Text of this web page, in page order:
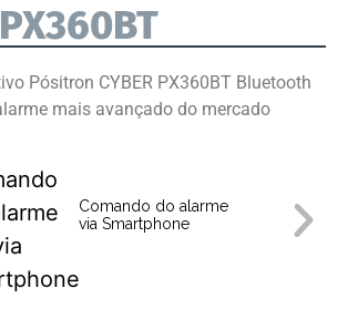
Pósitron CYBER PX360BT Bluetooth
mais avançado do mercado
Comando do alarme
via Smartphone